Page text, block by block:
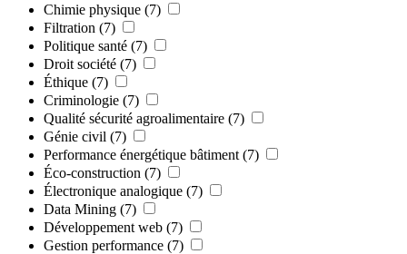
Chimie physique (7)
Filtration (7)
Politique santé (7)
Droit société (7)
Éthique (7)
Criminologie (7)
Qualité sécurité agroalimentaire (7)
Génie civil (7)
Performance énergétique bâtiment (7)
Éco-construction (7)
Électronique analogique (7)
Data Mining (7)
Développement web (7)
Gestion performance (7)